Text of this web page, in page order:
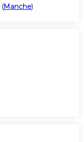
(Manche)